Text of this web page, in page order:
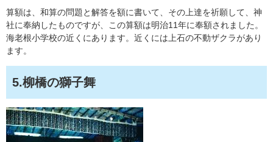
算額は、和算の問題と解答を額に書いて、その上達を祈願して、神
社に奉納したものですが、この算額は明治11年に奉額されました。
海老根小学校の近くにあります。近くには上石の不動ザクラがあり
ます。
5.柳橋の獅子舞